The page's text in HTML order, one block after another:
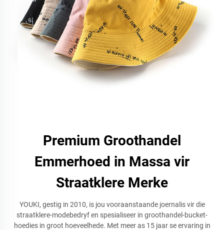
Premium Groothandel
Emmerhoed in Massa vir
Straatklere Merke
YOUKI, gestig in 2010, is jou vooraanstaande joernalis vir die
straatklere-modebedryf en spesialiseer in groothandel-bucket-
hoedies in groot hoeveelhede. Met meer as 15 jaar se ervaring in